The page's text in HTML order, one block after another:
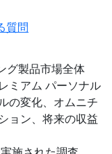
質問
グ製品市場全体
ミアム パーソナル
の変化、オムニチ
ョン、将来の収益